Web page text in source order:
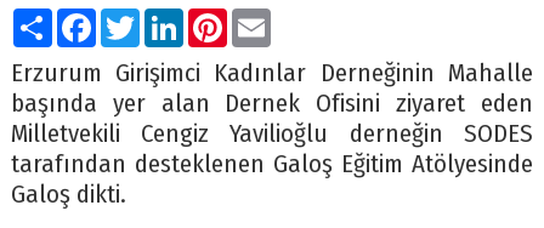
PaylaşFacebook
TwitterLinkedIn
Pinterest
Email
Erzurum Girişimci Kadınlar Derneğinin Mahalle
başında yer alan Dernek Ofisini ziyaret eden
Milletvekili Cengiz Yavilioğlu derneğin SODES
tarafından desteklenen Galoş Eğitim Atölyesinde
Galoş dikti.